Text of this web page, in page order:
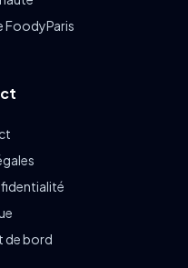
FoodyParis
de bord